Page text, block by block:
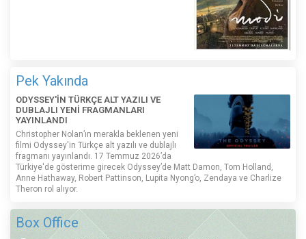
Pek Yakında
ODYSSEY'İN TÜRKÇE ALT YAZILI VE
DUBLAJLI YENİ FRAGMANLARI
YAYINLANDI
Christopher Nolan’ın merakla beklenen yeni
filmi Odyssey'in Türkçe alt yazılı ve dublajlı
fragmanı yayınlandı. 17 Temmuz 2026’da
Türkiye'de gösterime girecek Odyssey’de Matt Damon, Tom Holland,
Anne Hathaway, Robert Pattinson, Lupita Nyong’o, Zendaya ve Charlize
Theron rol alıyor.
Box Office